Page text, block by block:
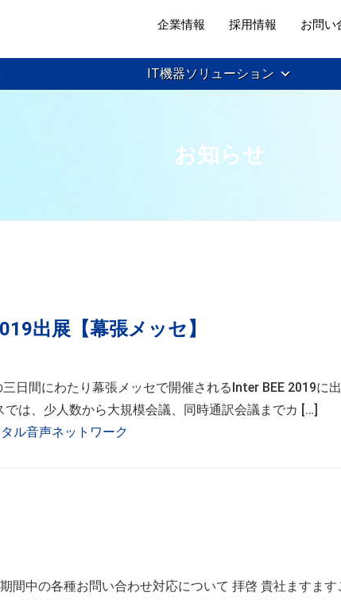
企業情報 採用情報 お問い
IT機器ソリューション
お知らせ
出展【幕張メッセ】
日間にわたり幕張メッセで開催されるInter BEE 2019に出
では、少人数から大規模会議、同時通訳会議までカ […]
ル音声ネットワーク
間中の各種お問い合わせ対応について 拝啓 貴社ますます